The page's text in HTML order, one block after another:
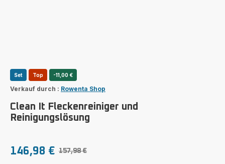
Set Top -11,00 €
Verkauf durch : Rowenta Shop
Clean It Fleckenreiniger und
Reinigungslösung
Ermäßigter
146,98 €
Erstes
157,98 €